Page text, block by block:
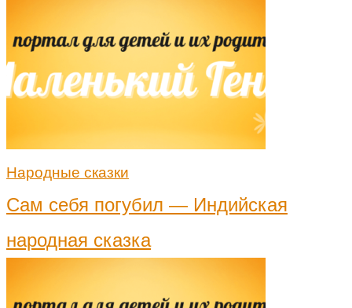
Народные сказки
Сам себя погубил — Индийская
народная сказка